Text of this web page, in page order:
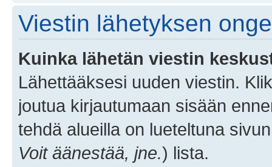
Viestin lähetyksen
Kuinka lähetän viestin
Lähettääksesi uuden viestin.
joutua kirjautumaan sisään
tehdä alueilla on lueteltuna
Voit äänestää, jne.) lista.